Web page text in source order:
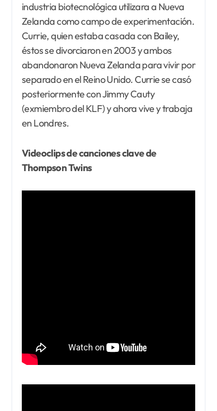
industria biotecnológica utilizara a Nueva
Zelanda como campo de experimentación.
Currie, quien estaba casada con Bailey,
éstos se divorciaron en 2003 y ambos
abandonaron Nueva Zelanda para vivir por
separado en el Reino Unido. Currie se casó
posteriormente con Jimmy Cauty
(exmiembro del KLF) y ahora vive y trabaja
en Londres.
Videoclips de canciones clave de
Thompson Twins